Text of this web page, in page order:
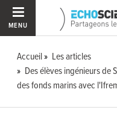
MENU
Accueil
Les articles
Des élèves ingénieurs de
des fonds marins avec